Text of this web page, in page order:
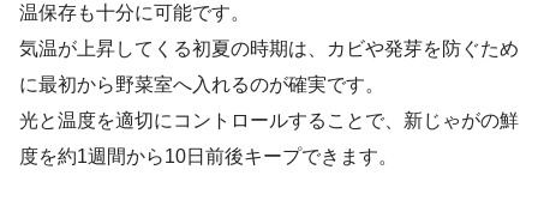
温保存も十分に可能です。
気温が上昇してくる初夏の時期は、カビや発芽を防ぐため
に最初から野菜室へ入れるのが確実です。
光と温度を適切にコントロールすることで、新じゃがの鮮
度を約1週間から10日前後キープできます。